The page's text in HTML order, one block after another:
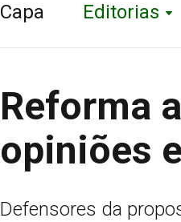
Capa Editorias
Reforma
opiniões
Defensores da